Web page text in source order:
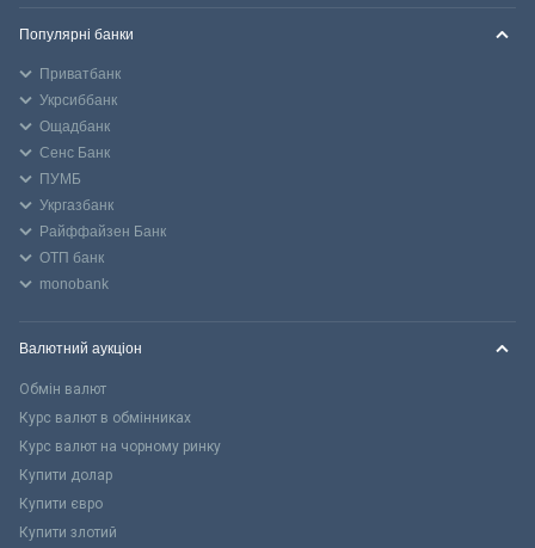
Популярні банки
Приватбанк
Укрсиббанк
Ощадбанк
Сенс Банк
ПУМБ
Укргазбанк
Райффайзен Банк
ОТП банк
monobank
Валютний аукціон
Обмін валют
Курс валют в обмінниках
Курс валют на чорному ринку
Купити долар
Купити євро
Купити злотий